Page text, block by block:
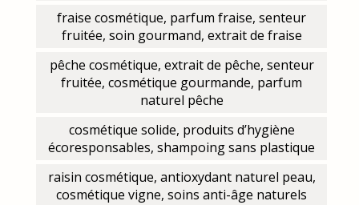
fraise cosmétique, parfum fraise, senteur
fruitée, soin gourmand, extrait de fraise
pêche cosmétique, extrait de pêche, senteur
fruitée, cosmétique gourmande, parfum
naturel pêche
cosmétique solide, produits d’hygiène
écoresponsables, shampoing sans plastique
raisin cosmétique, antioxydant naturel peau,
cosmétique vigne, soins anti-âge naturels